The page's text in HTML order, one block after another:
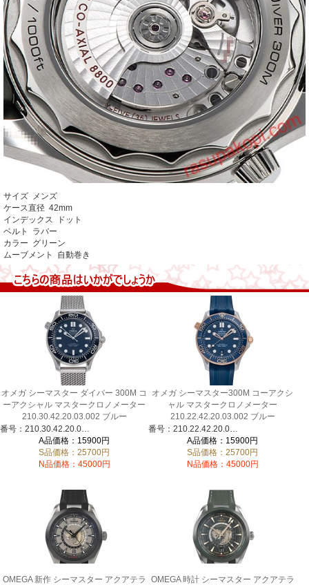
サイズ メンズ
ケース直径 42mm
インデックス ドット
ベルト ラバー
カラー グリーン
ムーブメント 自動巻き
オメガ シーマスター ダイバー 300M コ
ーアクシャル マスタークロノメーター
210.30.42.20.03.002 ブルー
A品価格：15900円
S品価格：25700円
N品価格：45000円
オメガ シーマスター300M コーアクシ
ャル マスタークロノメーター
210.22.42.20.03.002 ブルー
A品価格：15900円
S品価格：25700円
N品価格：45000円
OMEGA 新作 シーマスター アクアテラ
OMEGA 時計 シーマスター アクアテラ